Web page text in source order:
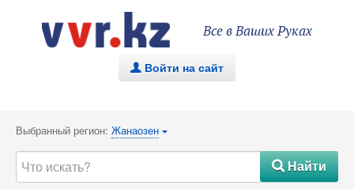
Все в Ваших Руках
. Войти на сайт
Выбранный регион: Жанаозен {
#Найти